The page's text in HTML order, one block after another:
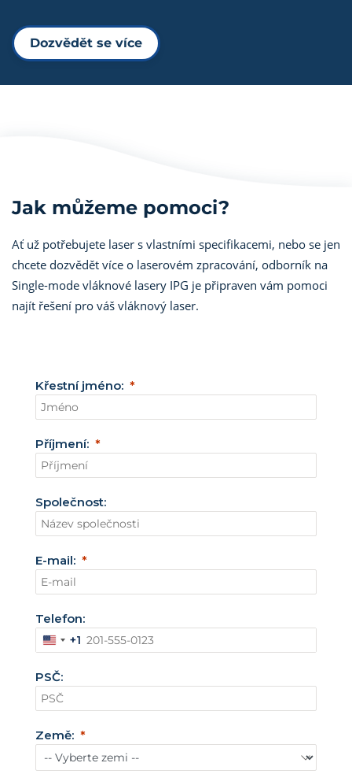
Dozvědět se více
Jak můžeme pomoci?
Ať už potřebujete laser s vlastními specifikacemi, nebo se jen
chcete dozvědět více o laserovém zpracování, odborník na
Single-mode vláknové lasery IPG je připraven vám pomoci
najít řešení pro váš vláknový laser.
Křestní jméno:
Příjmení:
Společnost:
E-mail:
Telefon:
S
o
j
n
é
+1
PSČ:
Země: